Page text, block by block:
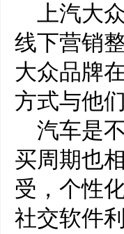
上汽大
线下营销
大众品牌
方式与他
汽车是
买周期也
受，个性
社交软件